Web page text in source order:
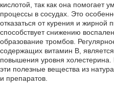
кислотой, так как она помогает
процессы в сосудах. Это
отказаться от курения и
способствует снижению
образование тромбов.
содержащих витамин В,
повышения уровня
эти полезные вещества из
и препаратов.